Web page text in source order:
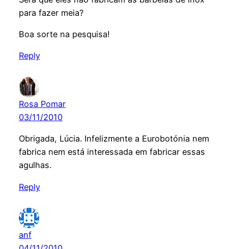
para fazer meia?
Boa sorte na pesquisa!
Reply
Rosa Pomar
03/11/2010
Obrigada, Lúcia. Infelizmente a Eurobotónia nem
fabrica nem está interessada em fabricar essas
agulhas.
Reply
anf